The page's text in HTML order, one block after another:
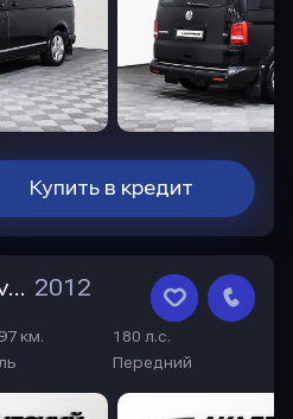
Купить в кредит
Volkswagen Multivan 2012
км.
180 л.с.
Передний